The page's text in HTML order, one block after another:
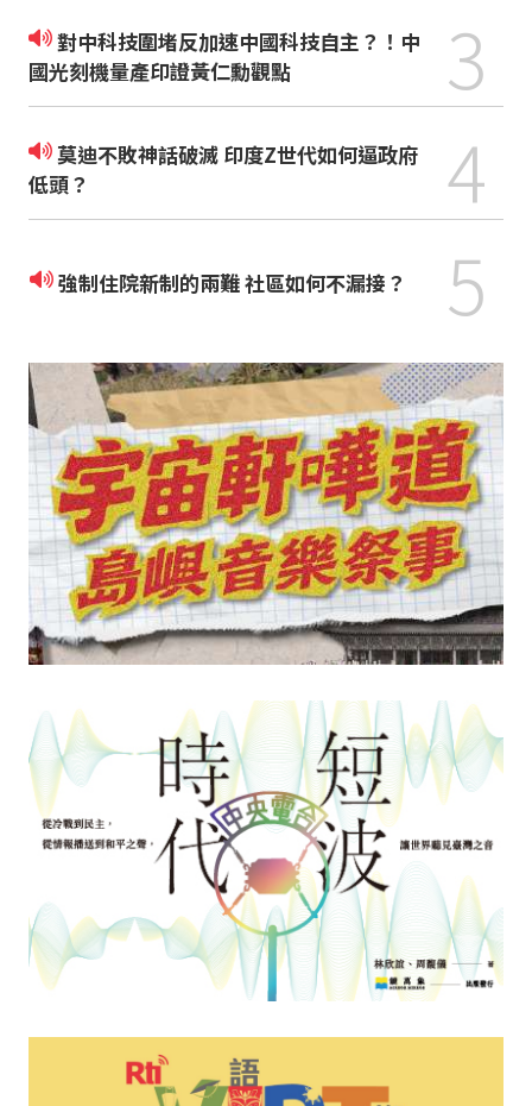
對中科技圍堵反加速中國科技自主？！中
國光刻機量產印證黃仁勳觀點
3
莫迪不敗神話破滅 印度Z世代如何逼政府
低頭？
4
強制住院新制的兩難 社區如何不漏接？ 5